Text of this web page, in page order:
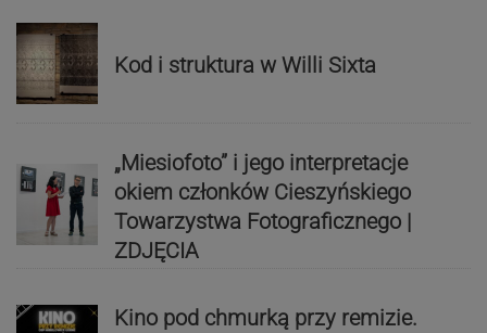
Kod i struktura w Willi Sixta
„Miesiofoto” i jego interpretacje
okiem członków Cieszyńskiego
Towarzystwa Fotograficznego |
ZDJĘCIA
Kino pod chmurką przy remizie.